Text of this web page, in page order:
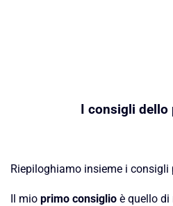
I consigli
Riepiloghiamo insieme i
Il mio primo consiglio è quello di